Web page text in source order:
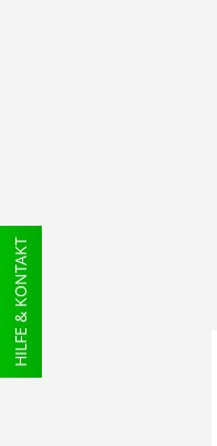
HILFE & KONTAKT